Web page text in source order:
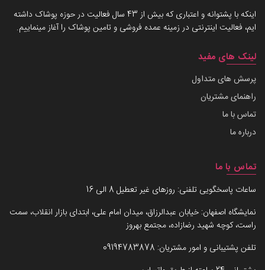
اینکه با پشتوانه و اعتباری که بیش از 43 سال فعالیت در حوزه پوشاک داشته
ایم، فعالیت اینترنتی در زمینه عمده فروشی و تامین پوشاک را آغاز مینماییم.
لینک های مفید
پرسش های متداول
راهنمای مشتریان
تماس با ما
درباره ما
تماس با ما
ساعات پاسخگویی تلفنی: روزهای غیر تعطیل 8 الی 16
نمایشگاه اصفهان: خیابان عبدالرزاق، میدان امام علی، ابتدای بازار انقلاب، سمت
راست، کوچه شهید رضازاده، مجتمع بهروز
تلفن پشتیبانی و امور مشتریان: 09194783878